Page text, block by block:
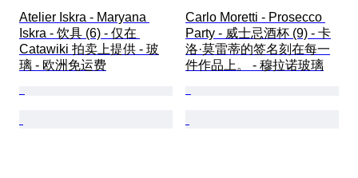
Atelier Iskra - Maryana
Iskra - 饮具 (6) - 仅在
Catawiki 拍卖上提供 - 玻
璃 - 欧洲免运费
Carlo Moretti - Prosecco
Party - 威士忌酒杯 (9) - 卡
洛·莫雷蒂的签名刻在每一
件作品上。 - 穆拉诺玻璃